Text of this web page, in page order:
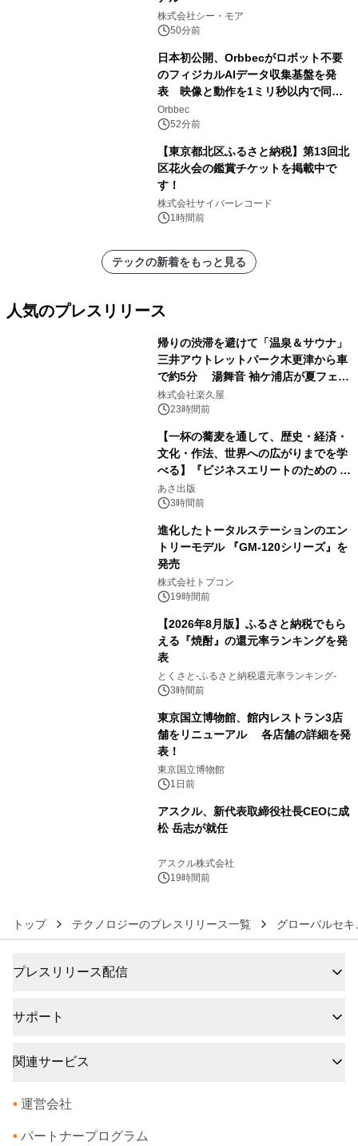
株式会社シー・モア
50分前
日本初公開、Orbbecがロボット不要
のフィジカルAIデータ収集基盤を発
表 映像と動作を1ミリ秒以内で同
期、約200グラムの試作機をROSCon
JP 2026で実演
Orbbec
52分前
【東京都北区ふるさと納税】第13回北
区花火会の鑑賞チケットを掲載中で
す！
株式会社サイバーレコード
1時間前
テックの新着をもっと見る
人気のプレスリリース
帰りの渋滞を避けて「温泉＆サウナ」
三井アウトレットパーク木更津から車
で約5分 湯舞音 袖ケ浦店が夏フェア
メニューを提供
株式会社楽久屋
23時間前
【一杯の蕎麦を通して、歴史・経済・
文化・作法、世界への広がりまでを学
べる】『ビジネスエリートのための 教
養としての蕎麦』2026年8月25日
（火）発売
あさ出版
3時間前
進化したトータルステーションのエン
トリーモデル 『GM-120シリーズ』を
発売
株式会社トプコン
19時間前
【2026年8月版】ふるさと納税でもら
える『焼酎』の還元率ランキングを発
表
とくさと-ふるさと納税還元率ランキング-
3時間前
東京国立博物館、館内レストラン3店
舗をリニューアル 各店舗の詳細を発
表！
東京国立博物館
1日前
アスクル、新代表取締役社長CEOに成
松 岳志が就任
アスクル株式会社
19時間前
トップ テクノロジーのプレスリリース一覧 グローバルセ
プレスリリース配信
サポート
関連サービス
• 運営会社
• パートナープログラム